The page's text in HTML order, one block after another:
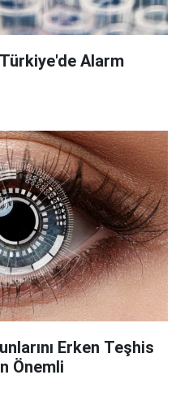
Alarm
Erken Teşhis
Önemli